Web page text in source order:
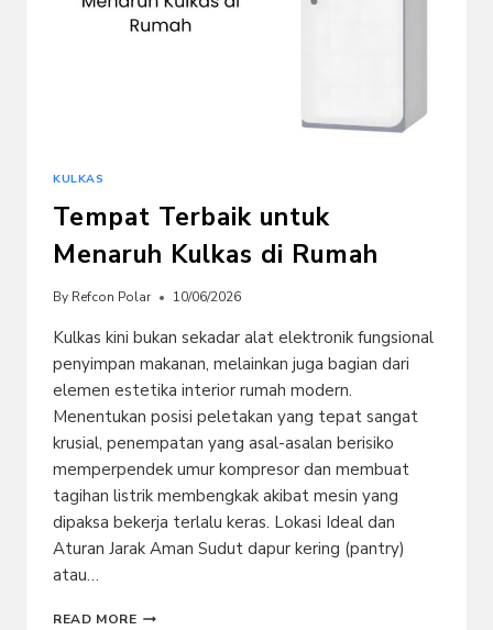
KULKAS
Tempat Terbaik untuk
Menaruh Kulkas di Rumah
By Refcon Polar 10/06/2026
Kulkas kini bukan sekadar alat elektronik fungsional
penyimpan makanan, melainkan juga bagian dari
elemen estetika interior rumah modern.
Menentukan posisi peletakan yang tepat sangat
krusial, penempatan yang asal-asalan berisiko
memperpendek umur kompresor dan membuat
tagihan listrik membengkak akibat mesin yang
dipaksa bekerja terlalu keras. Lokasi Ideal dan
Aturan Jarak Aman Sudut dapur kering (pantry)
atau…
READ MORETEMPAT